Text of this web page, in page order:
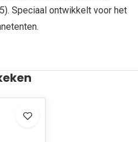
Speciaal ontwikkelt voor het